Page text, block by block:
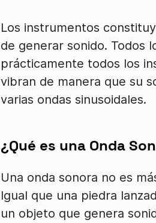
Los instrumentos
de generar sonido. Todos
prácticamente todos los
vibran de manera que su
varias ondas sinusoidales.
¿Qué es una Onda
Una onda sonora no es
Igual que una piedra
un objeto que genera